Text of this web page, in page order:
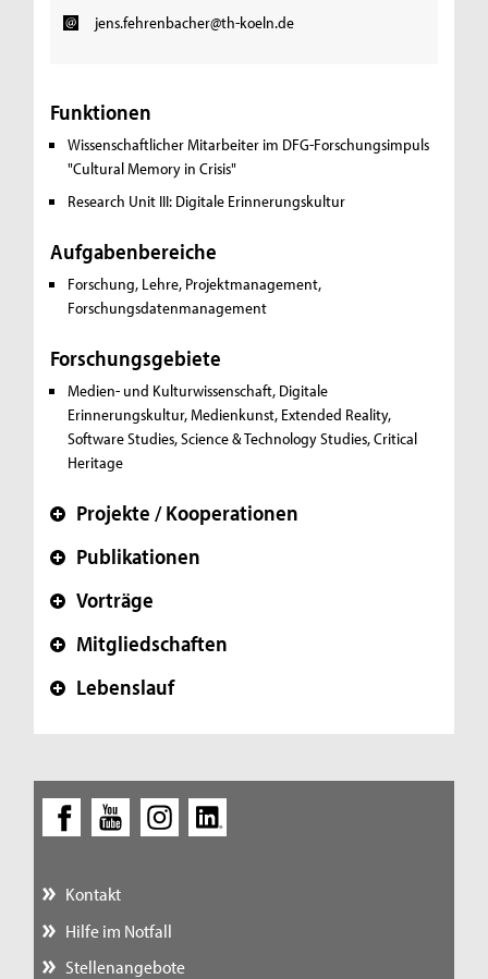
jens.fehrenbacher@th-koeln.de
Funktionen
Wissenschaftlicher Mitarbeiter im DFG-Forschungsimpuls
"Cultural Memory in Crisis"
Research Unit III: Digitale Erinnerungskultur
Aufgabenbereiche
Forschung, Lehre, Projektmanagement,
Forschungsdatenmanagement
Forschungsgebiete
Medien- und Kulturwissenschaft, Digitale
Erinnerungskultur, Medienkunst, Extended Reality,
Software Studies, Science & Technology Studies, Critical
Heritage
+ Projekte / Kooperationen
+ Publikationen
+ Vorträge
+ Mitgliedschaften
+ Lebenslauf
Kontakt
Hilfe im Notfall
Stellenangebote